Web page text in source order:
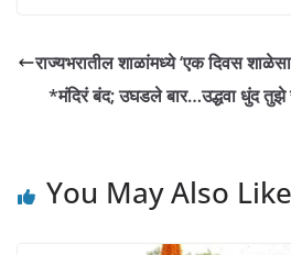
s
A
e
b
k
e
n
y
Li
राज्यभरातील शाळांमध्ये ‘एक दिवस
*मंदिरं बंद; उघडले बार…उद्धवा धुंद तुझे
You May Also Like